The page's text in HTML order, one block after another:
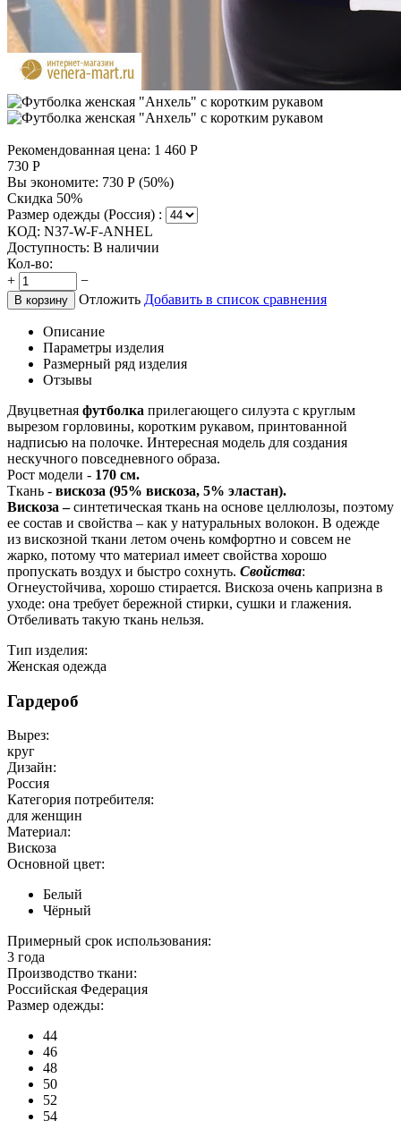
Рекомендованная цена: 1 460 Р
730 Р
Вы экономите: 730 Р (50%)
Скидка 50%
Размер одежды (Россия) :
КОД: N37-W-F-ANHEL
Доступность: В наличии
Кол-во:
+
−
В корзину Отложить Добавить в список сравнения
Описание
Параметры изделия
Размерный ряд изделия
Отзывы
Двуцветная футболка прилегающего силуэта с круглым
вырезом горловины, коротким рукавом, принтованной
надписью на полочке. Интересная модель для создания
нескучного повседневного образа.
Рост модели - 170 см.
Ткань - вискоза (95% вискоза, 5% эластан).
Вискоза –синтетическая ткань на основе целлюлозы, поэтому
ее состав и свойства – как у натуральных волокон. В одежде
из вискозной ткани летом очень комфортно и совсем не
жарко, потому что материал имеет свойства хорошо
пропускать воздух и быстро сохнуть. Свойства:
Огнеустойчива, хорошо стирается. Вискоза очень капризна в
уходе: она требует бережной стирки, сушки и глажения.
Отбеливать такую ткань нельзя.
Тип изделия:
Женская одежда
Гардероб
Вырез:
круг
Дизайн:
Россия
Категория потребителя:
для женщин
Материал:
Вискоза
Основной цвет:
Белый
Чёрный
Примерный срок использования:
3 года
Производство ткани:
Российская Федерация
Размер одежды:
44
46
48
50
52
54